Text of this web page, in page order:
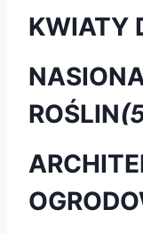
KWIATY
ROŚLIN